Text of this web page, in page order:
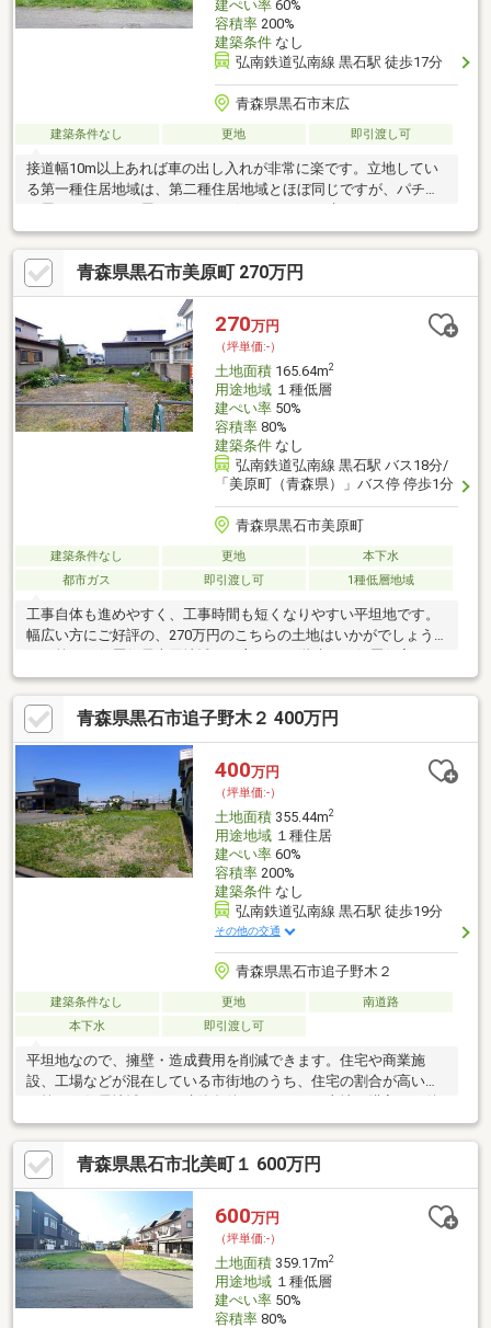
建ぺい率60%
容積率200%
建築条件なし
弘南鉄道弘南線 黒石駅 徒歩17分
青森県黒石市末広
建築条件なし 更地 即引渡し可
接道幅10m以上あれば車の出し入れが非常に楽です。立地してい
る第一種住居地域は、第二種住居地域とほぼ同じですが、パチン
コ屋・マージャン屋・カラオケボックスなどが建てられないとい
う点が異なる地域です。建築条件がないため、お目当ての建築会
社やハウスメーカーで、思いのままのマイホームを建てることが
可能です。周辺環境の良い売地ですので、土地購入をご検討の方
におすすめです。土地面積は445㎡(公簿)でイチオシ。この土地の
青森県黒石市美原町 270万円
270万円
（坪単価:-）
土地面積165.64m2
用途地域１種低層
建ぺい率50%
容積率80%
建築条件なし
弘南鉄道弘南線 黒石駅 バス18分/
「美原町（青森県）」バス停 停歩1分
青森県黒石市美原町
建築条件なし 更地
本下水
都市ガス
即引渡し可 1種低層地域
工事自体も進めやすく、工事時間も短くなりやすい平坦地です。
幅広い方にご好評の、270万円のこちらの土地はいかがでしょう
ったりと立ち並ぶような住宅街が形成される傾向にあります。土
地購入をお考えの方にイチオシの売地がこちらです。広さの心配
がいらない土地面積165.64㎡(公簿)。住宅用地です。
青森県黒石市追子野木２ 400万円
400万円
（坪単価:-）
土地面積355.44m2
用途地域１種住居
建ぺい率60%
容積率200%
建築条件なし
弘南鉄道弘南線 黒石駅 徒歩19分
その他の交通
青森県黒石市追子野木２
建築条件なし 更地
南道路
本下水
即引渡し可
平坦地なので、擁壁・造成費用を削減できます。住宅や商業施
設、工場などが混在している市街地のうち、住宅の割合が高いの
はお好みのタイミングで住まいが建てられます。住まいの場所と
しておすすめな住宅用地となっています。土地面積は355.44㎡(公
簿)でイチオシ。土地の購入をお考えの方、コチラの売地をご覧く
ださい。細部にもこだわっており、その分価格は高めです。
青森県黒石市北美町１ 600万円
600万円
（坪単価:-）
土地面積359.17m2
用途地域１種低層
建ぺい率50%
容積率80%